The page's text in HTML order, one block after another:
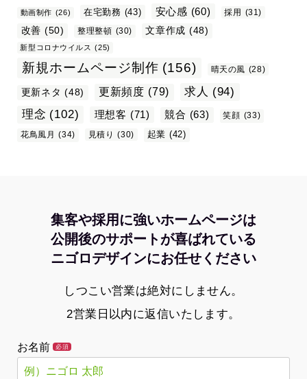
動画制作 (26) 在宅勤務 (43) 安心感 (60) 採用 (31)
改善 (50) 整理整頓 (30) 文章作成 (48)
新型コロナウイルス (25)
新規ホームページ制作 (156) 晴天の風 (28)
更新ネタ (48) 更新頻度 (79) 求人 (94)
理念 (102) 理想客 (71) 競合 (63) 笑顔 (33)
花鳥風月
(34) 見積り (30) 起業 (42)
集客や採用に強いホームページは
公開後のサポートが喜ばれている
ニゴロデザインにお任せください
しつこい営業は絶対にしません。
2営業日以内に返信いたします。
お名前 必須